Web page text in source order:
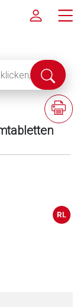
Suche
F
a
o
r